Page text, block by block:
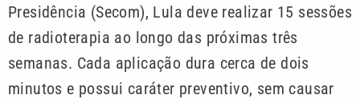
Presidência (Secom), Lula deve realizar 15 sessões
de radioterapia ao longo das próximas três
semanas. Cada aplicação dura cerca de dois
minutos e possui caráter preventivo, sem causar